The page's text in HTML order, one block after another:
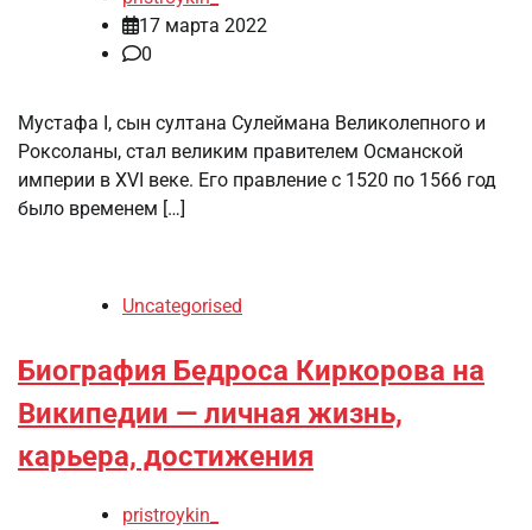
17 марта 2022
0
Мустафа I, сын султана Сулеймана Великолепного и
Роксоланы, стал великим правителем Османской
империи в XVI веке. Его правление с 1520 по 1566 год
было временем […]
Uncategorised
Биография Бедроса Киркорова на
Википедии — личная жизнь,
карьера, достижения
pristroykin_